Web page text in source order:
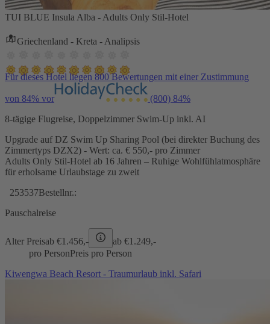
TUI BLUE Insula Alba - Adults Only Stil-Hotel
Griechenland - Kreta - Analipsis
Für dieses Hotel liegen 800 Bewertungen mit einer Zustimmung
von 84% vor (800) 84%
8-tägige Flugreise, Doppelzimmer Swim-Up inkl. AI
Upgrade auf DZ Swim Up Sharing Pool (bei direkter Buchung des
Zimmertyps DZX2) - Wert: ca. € 550,- pro Zimmer
Adults Only Stil-Hotel ab 16 Jahren – Ruhige Wohlfühlatmosphäre
für erholsame Urlaubstage zu zweit
253537Bestellnr.:
Pauschalreise
Alter Preisab €1.456,- ab €1.249,-
pro PersonPreis pro Person
Kiwengwa Beach Resort - Traumurlaub inkl. Safari